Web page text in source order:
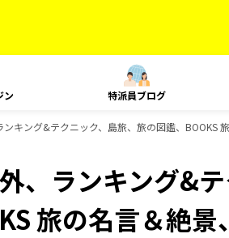
ン 特派員ブログ
キング&テクニック、島旅、旅の図鑑、BOOKS
、ランキング&
旅の名言＆絶景